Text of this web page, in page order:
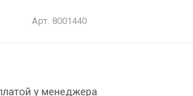
Арт. 8001440
у менеджера